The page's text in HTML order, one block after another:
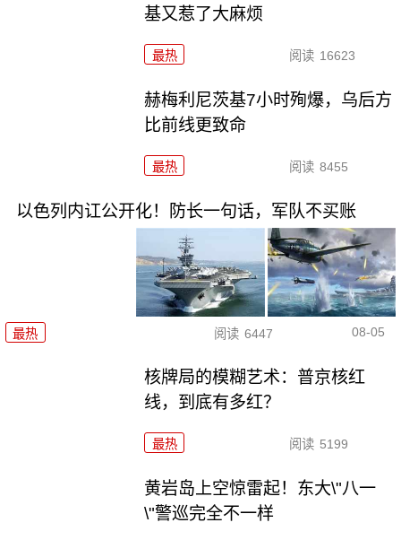
基又惹了大麻烦
最热 阅读 16623
赫梅利尼茨基7小时殉爆，乌后方
比前线更致命
最热 阅读 8455
以色列内讧公开化！防长一句话，军队不买账
最热 阅读 6447 08-05
核牌局的模糊艺术：普京核红
线，到底有多红？
最热 阅读 5199
黄岩岛上空惊雷起！东大\"八一
\"警巡完全不一样